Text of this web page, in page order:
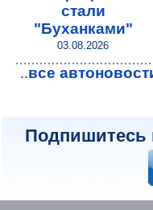
стали
"Буханками"
03.08.2026
..все
Подпишитесь